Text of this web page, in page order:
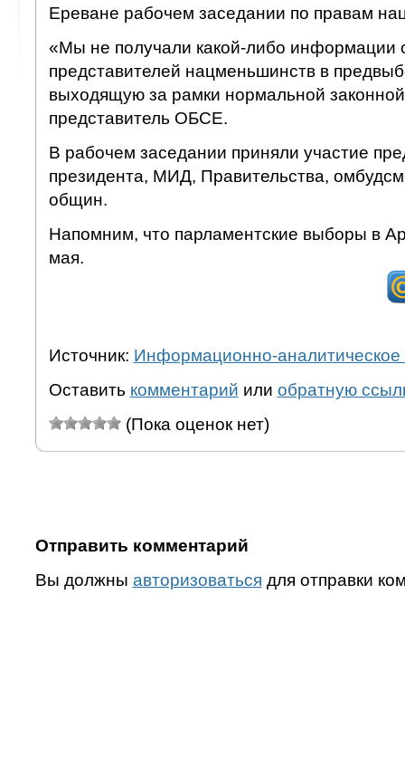
Ереване рабочем заседании по правам
«Мы не получали какой-либо информации
представителей нацменьшинств в
выходящую за рамки нормальной
представитель ОБСЕ.
В рабочем заседании приняли участие
президента, МИД, Правительства,
общин.
Напомним, что парламентские выборы в
мая.
Источник: Информационно-аналитическое
Оставить комментарий или обратную
(Пока оценок нет)
Отправить комментарий
Вы должны авторизоваться для отправки